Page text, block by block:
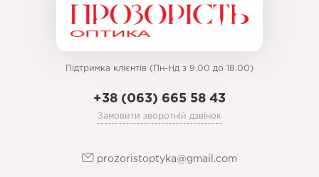
Підтримка клієнтів (Пн-Нд з 9.00 до 18.00)
+38 (063) 665 58 43
Замовити зворотній дзвінок
prozoristoptyka@gmail.com